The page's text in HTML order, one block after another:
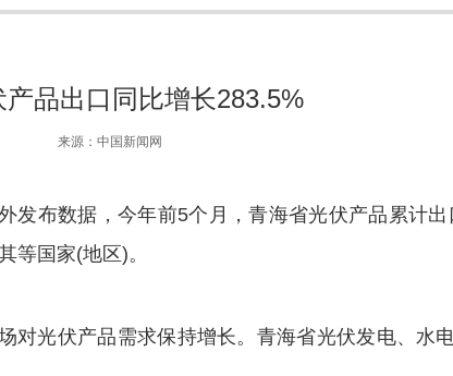
品出口同比增长283.5%
来源：中国新闻网
布数据，今年前5个月，青海省光伏产品累计出
等国家(地区)。
光伏产品需求保持增长。青海省光伏发电、水